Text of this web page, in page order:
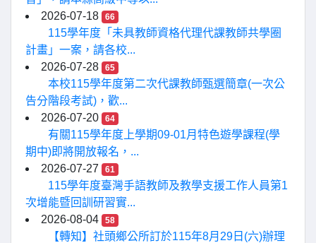
2026-07-18
66
115學年度「未具教師資格代理代課教師共學圈
計畫」一案，請各校...
2026-07-28
65
本校115學年度第二次代課教師甄選簡章(一次公
告分階段考試)，歡...
2026-07-20
64
有關115學年度上學期09-01月特色遊學課程(學
期中)即將開放報名，...
2026-07-27
61
115學年度臺灣手語教師及教學支援工作人員第1
次增能暨回訓研習實...
2026-08-04
58
【轉知】社頭鄉公所訂於115年8月29日(六)辦理